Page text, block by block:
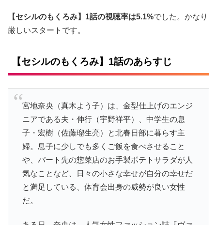
【セシルのもくろみ】1話の視聴率は5.1%でした。かなり
厳しいスタートです。
【セシルのもくろみ】1話のあらすじ
宮地奈央（真木よう子）は、金型仕上げのエンジ
ニアである夫・伸行（宇野祥平）、中学生の息
子・宏樹（佐藤瑠生亮）と北春日部に暮らす主
婦。息子に少しでも多くご飯を食べさせること
や、パート先の惣菜店のお手製ポテトサラダが人
気なことなど、日々の小さな幸せが自分の幸せだ
と満足している、体育会出身の威勢が良い女性
だ。